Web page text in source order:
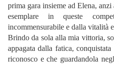
prima gara insieme ad Elena, anzi
esemplare in queste
incommensurabile e dalla vitalità
Brindo da sola alla mia vittoria,
appagata dalla fatica,
riconosco e che guardandola